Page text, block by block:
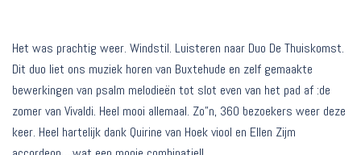
Het was prachtig weer. Windstil. Luisteren naar Duo De Thuiskomst.
Dit duo liet ons muziek horen van Buxtehude en zelf gemaakte
bewerkingen van psalm melodieën tot slot even van het pad af :de
zomer van Vivaldi. Heel mooi allemaal. Zo”n, 360 bezoekers weer deze
keer. Heel hartelijk dank Quirine van Hoek viool en Ellen Zijm